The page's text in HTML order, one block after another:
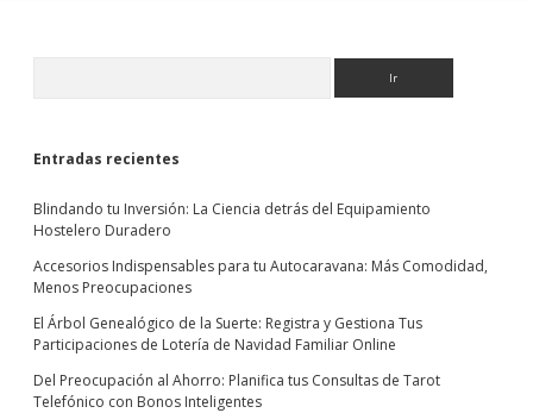
mejores
Entradas recientes
Blindando tu Inversión: La Ciencia detrás del Equipamiento
Hostelero Duradero
Accesorios Indispensables para tu Autocaravana: Más Comodidad,
Menos Preocupaciones
El Árbol Genealógico de la Suerte: Registra y Gestiona Tus
Participaciones de Lotería de Navidad Familiar Online
Del Preocupación al Ahorro: Planifica tus Consultas de Tarot
Telefónico con Bonos Inteligentes